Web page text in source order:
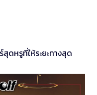
ดหรูที่ให้ระยะทางสุด